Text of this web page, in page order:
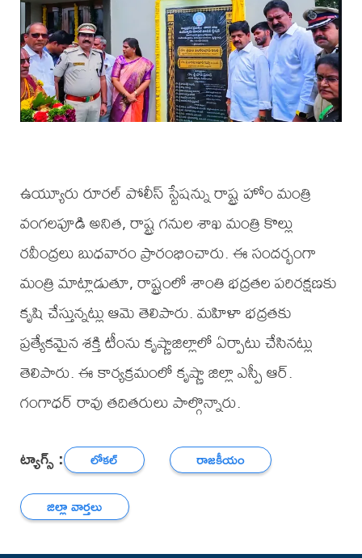
ఉయ్యూరు రూరల్ పోలీస్ స్టేషన్ను రాష్ట్ర హోం మంత్రి
వంగలపూడి అనిత, రాష్ట్ర గనుల శాఖ మంత్రి కొల్లు
రవీంద్రలు బుధవారం ప్రారంభించారు. ఈ సందర్భంగా
మంత్రి మాట్లాడుతూ, రాష్ట్రంలో శాంతి భద్రతల పరిరక్షణకు
కృషి చేస్తున్నట్లు ఆమె తెలిపారు. మహిళా భద్రతకు
ప్రత్యేకమైన శక్తి టీంను కృష్ణాజిల్లాలో ఏర్పాటు చేసినట్లు
తెలిపారు. ఈ కార్యక్రమంలో కృష్ణా జిల్లా ఎస్పీ ఆర్.
గంగాధర్ రావు తదితరులు పాల్గొన్నారు.
ట్యాగ్స్ : లోకల్
రాజకీయం
జిల్లా వార్తలు